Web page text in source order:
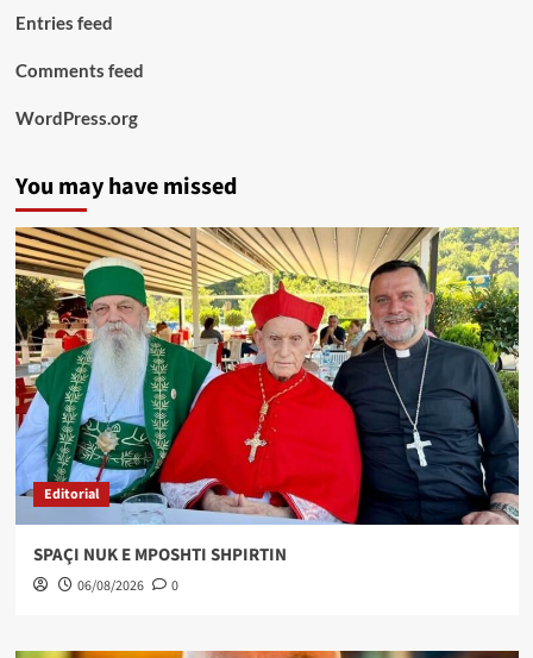
Entries feed
Comments feed
WordPress.org
You may have missed
Editorial
SPAÇI NUK E MPOSHTI SHPIRTIN
06/08/2026 0